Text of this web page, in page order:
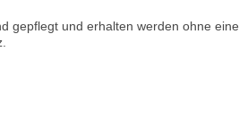
gepflegt und erhalten werden ohne eine